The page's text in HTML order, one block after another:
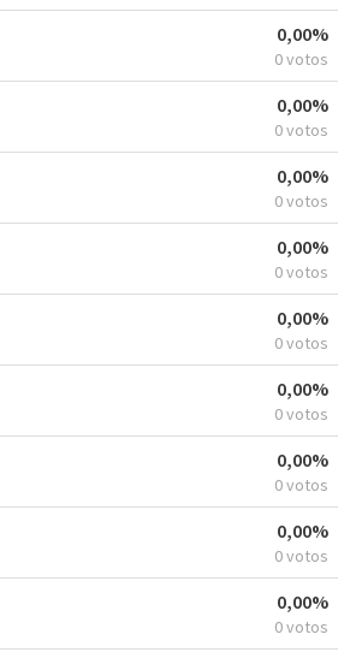
0,00%
0 votos
0,00%
0 votos
0,00%
0 votos
0,00%
0 votos
0,00%
0 votos
0,00%
0 votos
0,00%
0 votos
0,00%
0 votos
0,00%
0 votos